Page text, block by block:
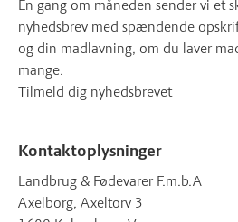
Én gang om måneden sender vi et
nyhedsbrev med spændende
og din madlavning, om du laver
mange.
Tilmeld dig nyhedsbrevet
Kontaktoplysninger
Landbrug & Fødevarer F.m.b.A
Axelborg, Axeltorv 3